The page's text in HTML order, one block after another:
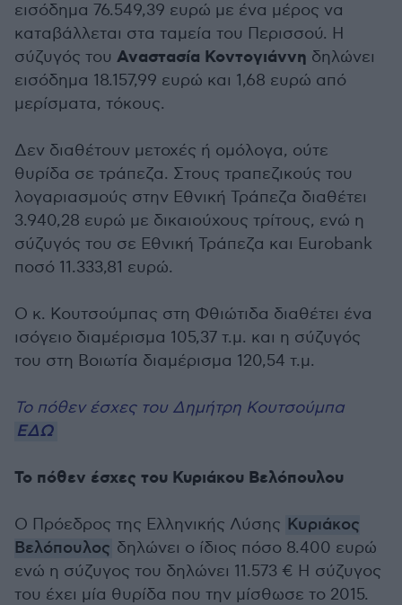
εισόδημα 76.549,39 ευρώ με ένα μέρος να
καταβάλλεται στα ταμεία του Περισσού. Η
σύζυγός του Αναστασία Κοντογιάννη δηλώνει
εισόδημα 18.157,99 ευρώ και 1,68 ευρώ από
μερίσματα, τόκους.
Δεν διαθέτουν μετοχές ή ομόλογα, ούτε
θυρίδα σε τράπεζα. Στους τραπεζικούς του
λογαριασμούς στην Εθνική Τράπεζα διαθέτει
3.940,28 ευρώ με δικαιούχους τρίτους, ενώ η
σύζυγός του σε Εθνική Τράπεζα και Eurobank
ποσό 11.333,81 ευρώ.
Ο κ. Κουτσούμπας στη Φθιώτιδα διαθέτει ένα
ισόγειο διαμέρισμα 105,37 τ.μ. και η σύζυγός
του στη Βοιωτία διαμέρισμα 120,54 τ.μ.
Το πόθεν έσχες του Δημήτρη Κουτσούμπα
ΕΔΩ
Το πόθεν έσχες του Κυριάκου Βελόπουλου
Ο Πρόεδρος της Ελληνικής Λύσης Κυριάκος
Βελόπουλος δηλώνει ο ίδιος πόσο 8.400 ευρώ
ενώ η σύζυγος του δηλώνει 11.573 € Η σύζυγος
του έχει μία θυρίδα που την μίσθωσε το 2015.